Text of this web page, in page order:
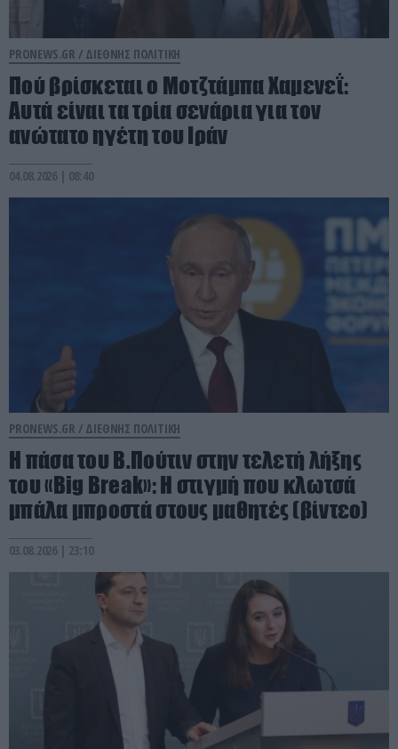
PRONEWS.GR / ΔΙΕΘΝΗΣ ΠΟΛΙΤΙΚΗ
Πού βρίσκεται ο Μοτζτάμπα Χαμενεΐ:
Aυτά είναι τα τρία σενάρια για τον
ανώτατο ηγέτη του Ιράν
04.08.2026 | 08:40
PRONEWS.GR / ΔΙΕΘΝΗΣ ΠΟΛΙΤΙΚΗ
Η πάσα του Β.Πούτιν στην τελετή λήξης
του «Big Break»: Η στιγμή που κλωτσά
μπάλα μπροστά στους μαθητές (βίντεο)
03.08.2026 | 23:10